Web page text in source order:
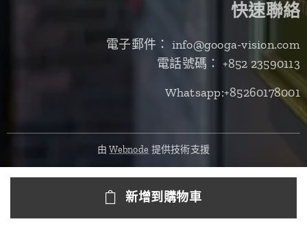
新增到購物車
快速聯絡
電子郵件： info@googa-vision.com
電話號碼： +852 23590113
Whatsapp:+85260178001
由Webnode 提供技術支援